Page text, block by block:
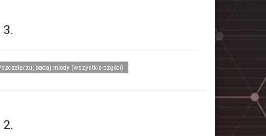
badaj miody (wszystkie części)